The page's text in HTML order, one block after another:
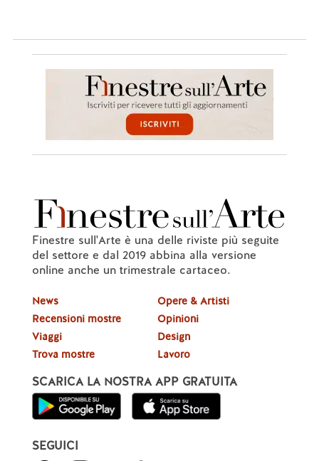
Finestre sull'Arte è una delle riviste più seguite
del settore e dal 2019 abbina alla versione
online anche un trimestrale cartaceo.
News
Recensioni mostre
Viaggi
Trova mostre
Opere & Artisti
Opinioni
Design
Lavoro
SCARICA LA NOSTRA APP GRATUITA
SEGUICI